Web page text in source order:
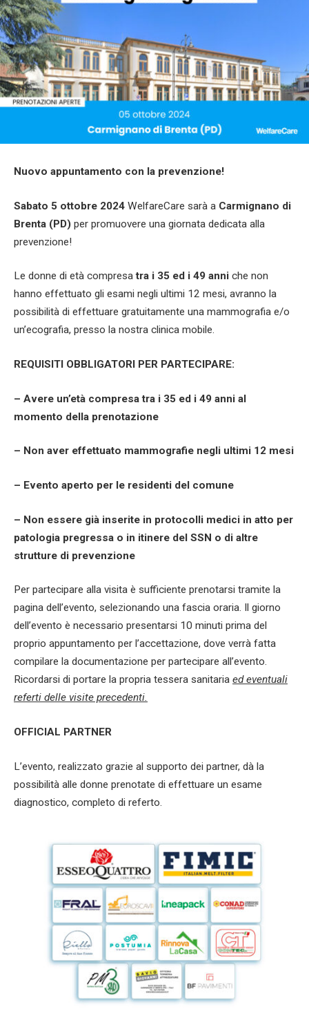
Nuovo appuntamento con la prevenzione!
Sabato 5 ottobre 2024 WelfareCare sarà a Carmignano di
Brenta (PD) per promuovere una giornata dedicata alla
prevenzione!
Le donne di età compresatra i 35 ed i 49 anni che non
hanno effettuato gli esami negli ultimi 12 mesi, avranno la
possibilità di effettuare gratuitamente una mammografia e/o
un’ecografia, presso la nostra clinica mobile.
REQUISITI OBBLIGATORI PER PARTECIPARE:
– Avere un’età compresa tra i 35 ed i 49 anni al
momento della prenotazione
– Non aver effettuato mammografie negli ultimi 12 mesi
– Evento aperto per le residenti del comune
– Non essere già inserite in protocolli medici in atto per
patologia pregressa o in itinere del SSN o di altre
strutture di prevenzione
Per partecipare alla visita è sufficiente prenotarsi tramite la
pagina dell’evento, selezionando una fascia oraria. Il giorno
dell’evento è necessario presentarsi 10 minuti prima del
proprio appuntamento per l’accettazione, dove verrà fatta
compilare la documentazione per partecipare all’evento.
Ricordarsi di portare la propria tessera sanitaria ed eventuali
referti delle visite precedenti.
OFFICIAL PARTNER
L’evento, realizzato grazie al supporto dei partner, dà la
possibilità alle donne prenotate di effettuare un esame
diagnostico, completo di referto.